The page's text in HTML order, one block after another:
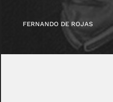
FERNANDO DE ROJAS